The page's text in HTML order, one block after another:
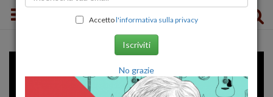
Toggle navigation
Accettol'informativa sulla privacy
Iscriviti
No grazie